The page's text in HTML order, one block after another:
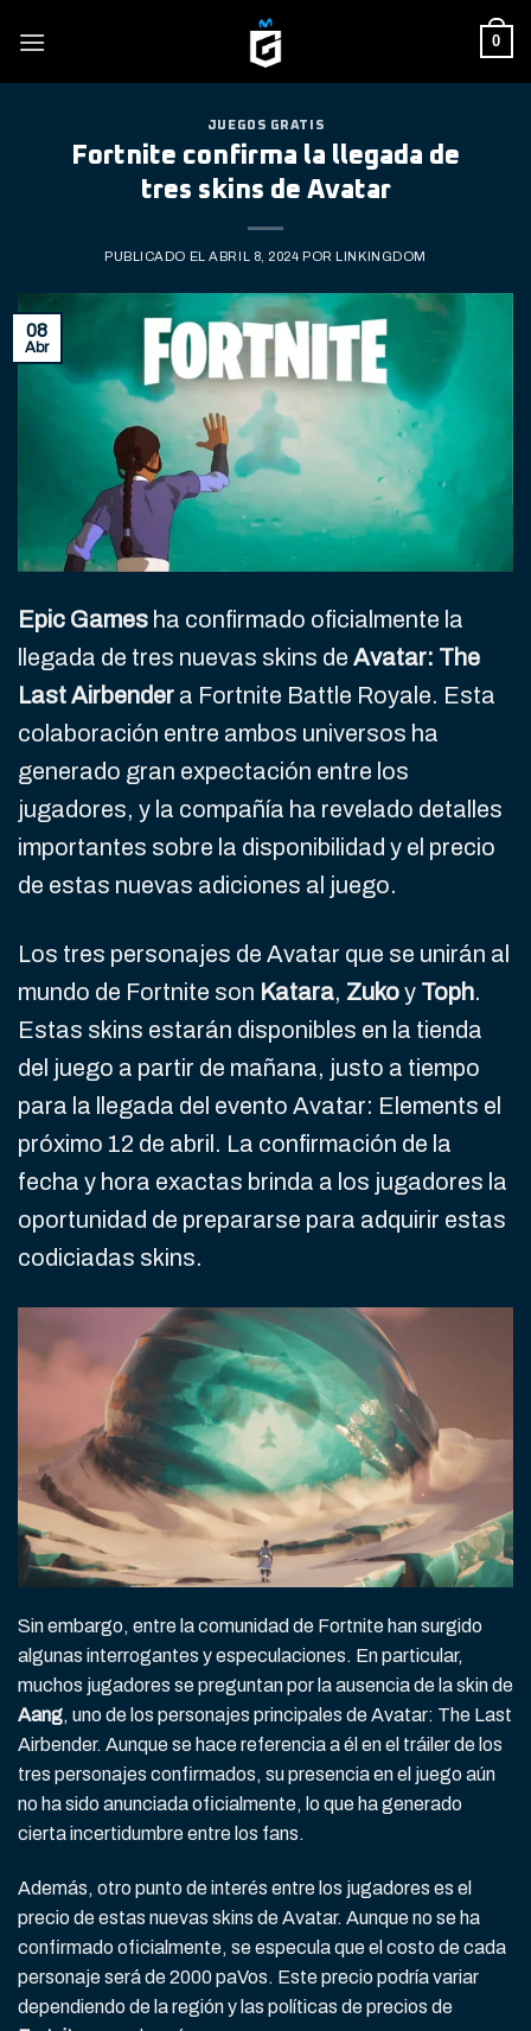
0
JUEGOS GRATIS
Fortnite confirma la llegada de
tres skins de Avatar
PUBLICADO ELABRIL 8, 2024 POR LINKINGDOM
08
Abr
Epic Games ha confirmado oficialmente la
llegada de tres nuevas skins de Avatar: The
Last Airbender a Fortnite Battle Royale. Esta
colaboración entre ambos universos ha
generado gran expectación entre los
jugadores, y la compañía ha revelado detalles
importantes sobre la disponibilidad y el precio
de estas nuevas adiciones al juego.
Los tres personajes de Avatar que se unirán al
mundo de Fortnite son Katara, Zukoy Toph.
Estas skins estarán disponibles en la tienda
del juego a partir de mañana, justo a tiempo
para la llegada del evento Avatar: Elements el
próximo 12 de abril. La confirmación de la
fecha y hora exactas brinda a los jugadores la
oportunidad de prepararse para adquirir estas
codiciadas skins.
Sin embargo, entre la comunidad de Fortnite han surgido
algunas interrogantes y especulaciones. En particular,
muchos jugadores se preguntan por la ausencia de la skin de
Aang, uno de los personajes principales de Avatar: The Last
Airbender. Aunque se hace referencia a él en el tráiler de los
tres personajes confirmados, su presencia en el juego aún
no ha sido anunciada oficialmente, lo que ha generado
cierta incertidumbre entre los fans.
Además, otro punto de interés entre los jugadores es el
precio de estas nuevas skins de Avatar. Aunque no se ha
confirmado oficialmente, se especula que el costo de cada
personaje será de 2000 paVos. Este precio podría variar
dependiendo de la región y las políticas de precios de